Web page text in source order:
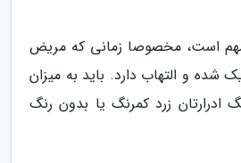
است، مخصوصا زمانی که مریض
شده و التهاب دارد. باید به میزان
ادرارتان زرد کمرنگ یا بدون رنگ